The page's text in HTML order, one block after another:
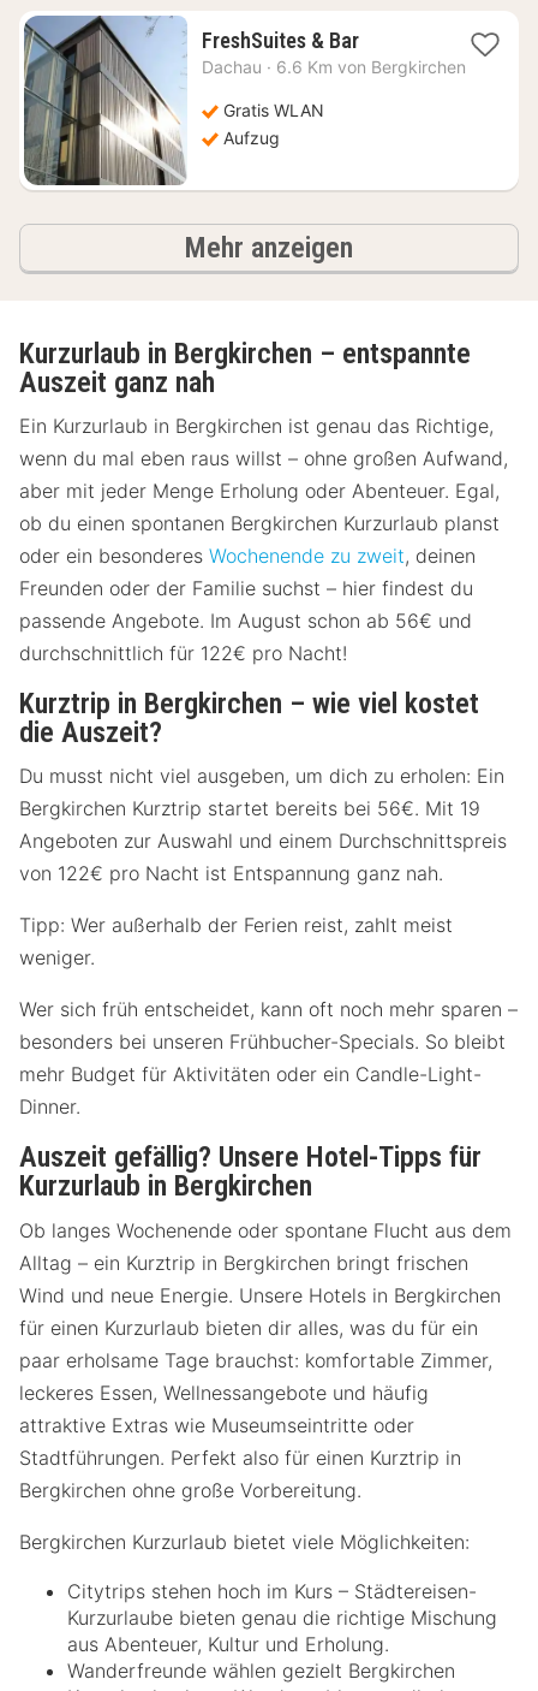
FreshSuites & Bar1
Nacht
Dachau · 6.6 Km von Bergkirchen
Gratis WLAN
Aufzug
Mehr anzeigen
Kurzurlaub in Bergkirchen – entspannte
Auszeit ganz nah
Ein Kurzurlaub in Bergkirchen ist genau das Richtige,
wenn du mal eben raus willst – ohne großen Aufwand,
aber mit jeder Menge Erholung oder Abenteuer. Egal,
ob du einen spontanen Bergkirchen Kurzurlaub planst
oder ein besonderes Wochenende zu zweit, deinen
Freunden oder der Familie suchst – hier findest du
passende Angebote. Im August schon ab 56€ und
durchschnittlich für 122€ pro Nacht!
Kurztrip in Bergkirchen – wie viel kostet
die Auszeit?
Du musst nicht viel ausgeben, um dich zu erholen: Ein
Bergkirchen Kurztrip startet bereits bei 56€. Mit 19
Angeboten zur Auswahl und einem Durchschnittspreis
von 122€ pro Nacht ist Entspannung ganz nah.
Tipp: Wer außerhalb der Ferien reist, zahlt meist
weniger.
Wer sich früh entscheidet, kann oft noch mehr sparen –
besonders bei unseren Frühbucher-Specials. So bleibt
mehr Budget für Aktivitäten oder ein Candle-Light-
Dinner.
Auszeit gefällig? Unsere Hotel-Tipps für
Kurzurlaub in Bergkirchen
Ob langes Wochenende oder spontane Flucht aus dem
Alltag – ein Kurztrip in Bergkirchen bringt frischen
Wind und neue Energie. Unsere Hotels in Bergkirchen
für einen Kurzurlaub bieten dir alles, was du für ein
paar erholsame Tage brauchst: komfortable Zimmer,
leckeres Essen, Wellnessangebote und häufig
attraktive Extras wie Museumseintritte oder
Stadtführungen. Perfekt also für einen Kurztrip in
Bergkirchen ohne große Vorbereitung.
Bergkirchen Kurzurlaub bietet viele Möglichkeiten:
Citytrips stehen hoch im Kurs – Städtereisen-
Kurzurlaube bieten genau die richtige Mischung
aus Abenteuer, Kultur und Erholung.
Wanderfreunde wählen gezielt Bergkirchen